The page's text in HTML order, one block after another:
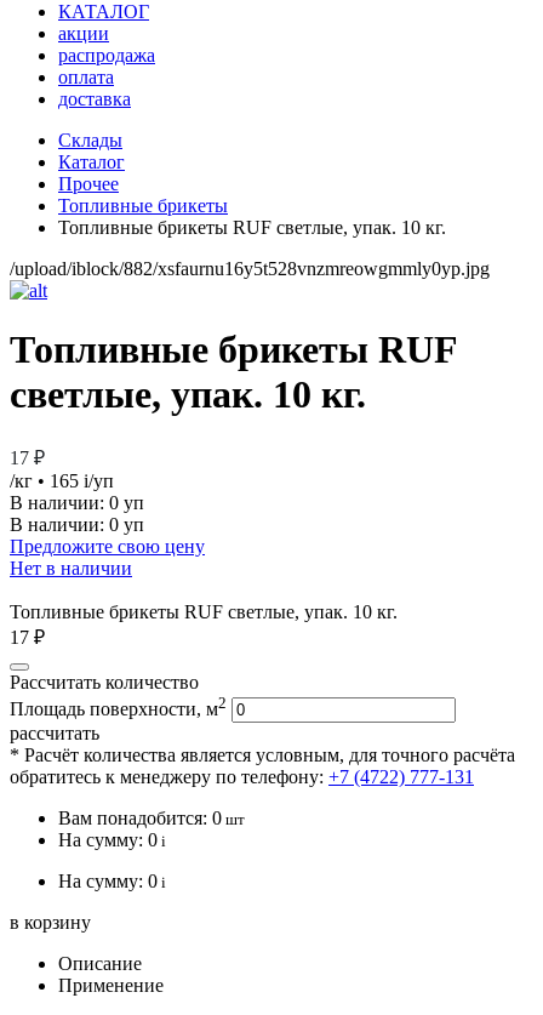
КАТАЛОГ
акции
распродажа
оплата
доставка
Склады
Каталог
Прочее
Топливные брикеты
Топливные брикеты RUF светлые, упак. 10 кг.
/upload/iblock/882/xsfaurnu16y5t528vnzmreowgmmly0yp.jpg
Топливные брикеты RUF
светлые, упак. 10 кг.
17 ₽
/кг • 165 i/уп
В наличии: 0 уп
В наличии: 0 уп
Предложите свою цену
Нет в наличии
Топливные брикеты RUF светлые, упак. 10 кг.
17 ₽
Рассчитать количество
Площадь поверхности, м2
рассчитать
* Расчёт количества является условным, для точного расчёта
обратитесь к менеджеру по телефону: +7 (4722) 777-131
Вам понадобится: 0 шт
На сумму: 0 i
На сумму: 0 i
в корзину
Описание
Применение